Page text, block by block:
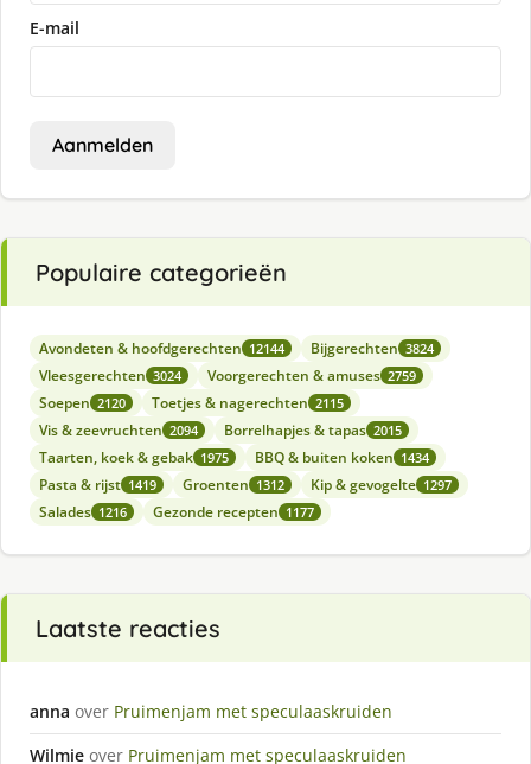
E-mail
Aanmelden
Populaire categorieën
Avondeten & hoofdgerechten 12144 Bijgerechten 3824
Vleesgerechten 3024 Voorgerechten & amuses 2759
Soepen 2120 Toetjes & nagerechten 2115
Vis & zeevruchten 2094 Borrelhapjes & tapas 2015
Taarten, koek & gebak 1975 BBQ & buiten koken 1434
Pasta & rijst 1419 Groenten 1312 Kip & gevogelte 1297
Salades 1216 Gezonde recepten 1177
Laatste reacties
anna over Pruimenjam met speculaaskruiden
Wilmie over Pruimenjam met speculaaskruiden